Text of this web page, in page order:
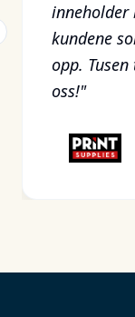
inneholder
kundene
opp.
oss!"
slide